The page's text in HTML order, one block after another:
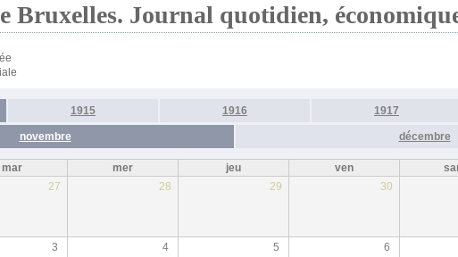
Bruxelles. Journal quotidien,
1915 1916 1917
novembre décembre
mar mer jeu ven
27 28 29 30
3 4 5 6